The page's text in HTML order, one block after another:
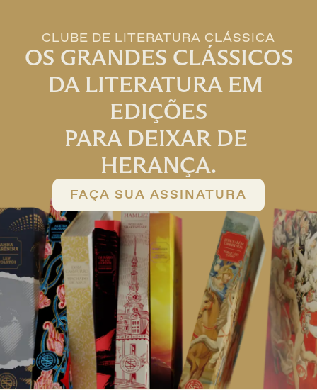
CLUBE DE LITERATURA CLÁSSICA
OS GRANDES CLÁSSICOS
DA LITERATURA EM
EDIÇÕES
PARA DEIXAR DE
HERANÇA.
FAÇA SUA ASSINATURA